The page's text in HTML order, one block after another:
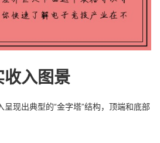
收入图景
现出典型的“金字塔”结构，顶端和底部